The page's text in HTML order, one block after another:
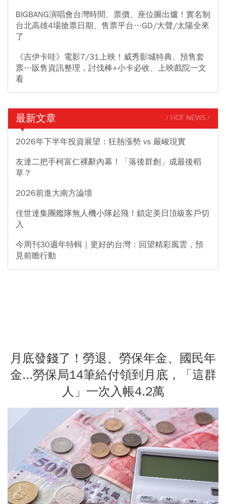
BIGBANG演唱會台灣時間、票價、座位圖出爐！實名制
台北高雄4場搶票日期、售票平台…GD/大聲/太陽全來
了
《吉伊卡哇》電影7/31上映！威秀影城特典、預售套
票…販售資訊整理，討伐棒+小卡必收、上映戲院一文
看
最新文章 / HOT NEWS /
2026年下半年投資展望：狂熱漲勢 vs 嚴峻現實
友達二把手柯富仁裸辭內幕！「落後群創」成最後稻
草？
2026前進大南方論壇
佳世達集團艦隊無人機小隊起飛！鎖定美日頂級客戶切
入
今周刊30週年特輯｜更好的台灣：回望精彩風雲，預
見前瞻行動
月底發錢了！勞退、勞保年金、國民年
金...勞保局14筆給付領到月底，「這群
人」一次入帳4.2萬